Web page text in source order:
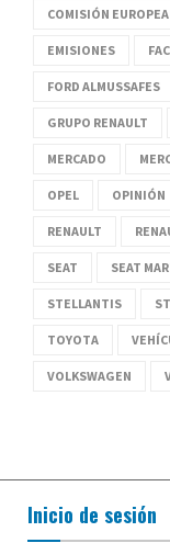
COMISIÓN EUROPEA
EMISIONES
FORD ALMUSSAFES
GRUPO RENAULT
MERCADO
OPEL OPINIÓN
RENAULT
SEAT SEAT
STELLANTIS
TOYOTA
VOLKSWAGEN
Inicio de sesión